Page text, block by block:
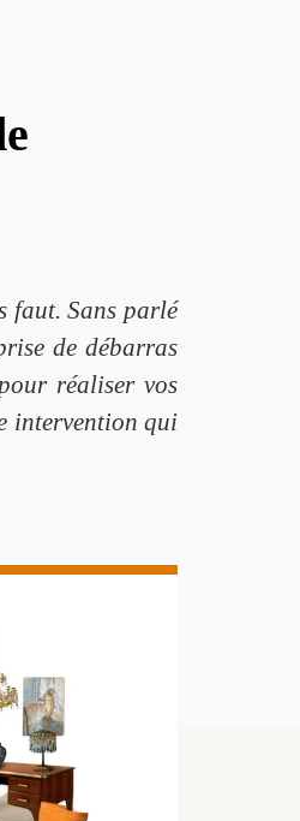
faut. Sans parlé
de débarras
réaliser vos
intervention qui